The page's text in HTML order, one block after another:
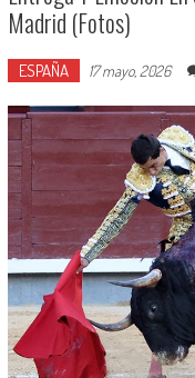
Madrid (Fotos)
ESPAÑA 17 mayo, 2026